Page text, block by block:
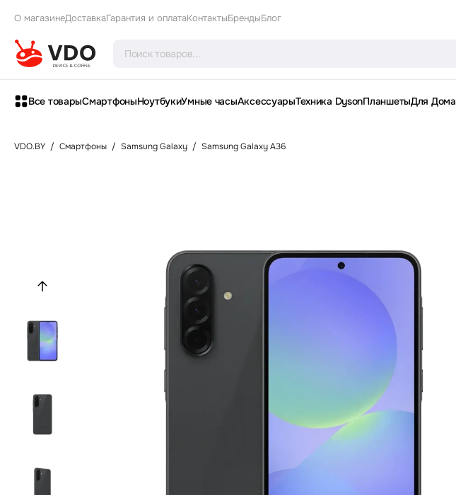
О магазинеДоставкаГарантия и оплатаКонтактыБрендыБлог
Все товарыСмартфоныНоутбукиУмные часыАксессуарыТехника DysonПланшетыДля Дома
VDO.BY / Смартфоны / Samsung Galaxy / Samsung Galaxy A36